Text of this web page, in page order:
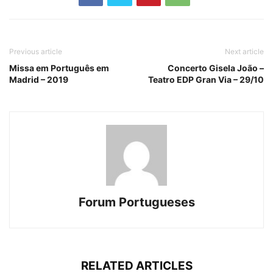
Previous article
Missa em Português em
Madrid – 2019
Next article
Concerto Gisela João –
Teatro EDP Gran Via – 29/10
Forum Portugueses
RELATED ARTICLES